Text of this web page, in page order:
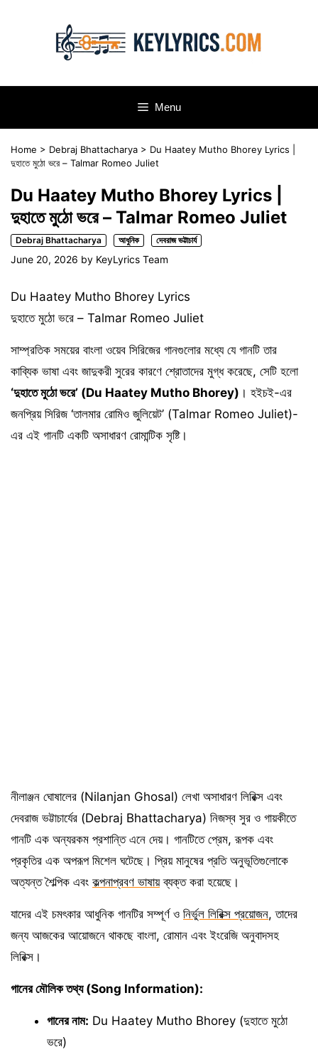
Menu
Home > Debraj Bhattacharya > Du Haatey Mutho Bhorey Lyrics |
দুহাতে মুঠো ভরে – Talmar Romeo Juliet
Du Haatey Mutho Bhorey Lyrics |
দুহাতে মুঠো ভরে – Talmar Romeo Juliet
Debraj Bhattacharya আধুনিক দেবরাজ ভট্টাচার্য
June 20, 2026 by KeyLyrics Team
Du Haatey Mutho Bhorey Lyrics
দুহাতে মুঠো ভরে – Talmar Romeo Juliet
সাম্প্রতিক সময়ের বাংলা ওয়েব সিরিজের গানগুলোর মধ্যে যে গানটি তার
কাব্যিক ভাষা এবং জাদুকরী সুরের কারণে শ্রোতাদের মুগ্ধ করেছে, সেটি হলো
‘দুহাতে মুঠো ভরে’ (Du Haatey Mutho Bhorey) । হইচই-এর
জনপ্রিয় সিরিজ ‘তালমার রোমিও জুলিয়েট’ (Talmar Romeo Juliet)-
এর এই গানটি একটি অসাধারণ রোমান্টিক সৃষ্টি।
নীলাঞ্জন ঘোষালের (Nilanjan Ghosal) লেখা অসাধারণ লিরিক্স এবং
দেবরাজ ভট্টাচার্যের (Debraj Bhattacharya) নিজস্ব সুর ও গায়কীতে
গানটি এক অন্যরকম প্রশান্তি এনে দেয়। গানটিতে প্রেম, রূপক এবং
প্রকৃতির এক অপরূপ মিশেল ঘটেছে। প্রিয় মানুষের প্রতি অনুভূতিগুলোকে
অত্যন্ত শৈল্পিক এবং কল্পনাপ্রবণ ভাষায়ব্যক্ত করা হয়েছে।
যাদের এই চমৎকার আধুনিক গানটির সম্পূর্ণ ও নির্ভুল লিরিক্স প্রয়োজন, তাদের
জন্য আজকের আয়োজনে থাকছে বাংলা, রোমান এবং ইংরেজি অনুবাদসহ
লিরিক্স।
গানের মৌলিক তথ্য (Song Information):
গানের নাম: Du Haatey Mutho Bhorey (দুহাতে মুঠো
ভরে)